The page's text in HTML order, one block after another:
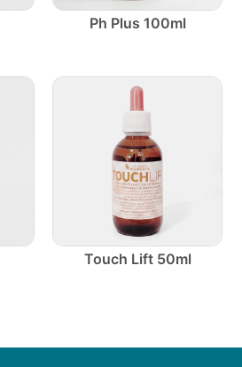
Ph Plus 100ml
Touch Lift 50ml